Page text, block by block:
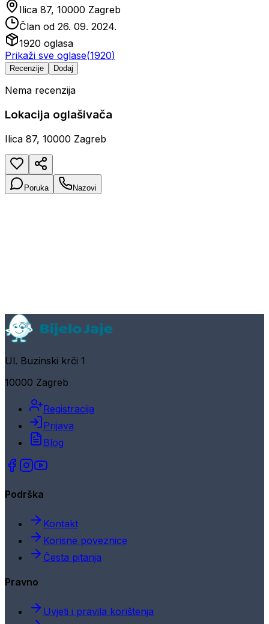
Ilica 87, 10000 Zagreb
Član od 26. 09. 2024.
1920 oglasa
Prikaži sve oglase(1920)
Recenzije Dodaj
Nema recenzija
Lokacija oglašivača
Ilica 87, 10000 Zagreb
Poruka Nazovi
Ul. Buzinski krči 1
10000 Zagreb
Registracija
Prijava
Blog
Podrška
Kontakt
Korisne poveznice
Česta pitanja
Pravno
Uvjeti i pravila korištenja